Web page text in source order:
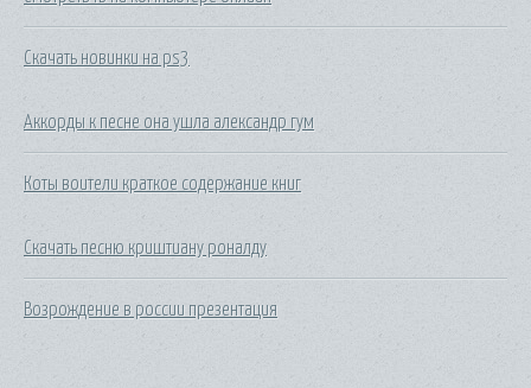
Скачать новинки на ps3
Аккорды к песне она ушла александр гум
Коты воители краткое содержание книг
Скачать песню криштиану роналду
Возрождение в россии презентация